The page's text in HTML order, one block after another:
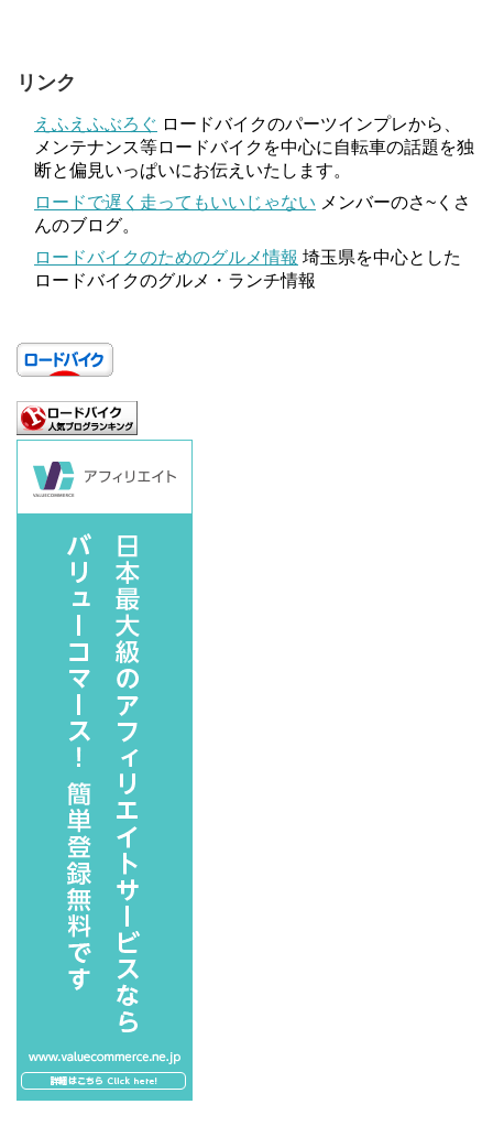
リンク
えふえふぶろぐ ロードバイクのパーツインプレから、
メンテナンス等ロードバイクを中心に自転車の話題を独
断と偏見いっぱいにお伝えいたします。
ロードで遅く走ってもいいじゃない メンバーのさ~くさ
んのブログ。
ロードバイクのためのグルメ情報 埼玉県を中心とした
ロードバイクのグルメ・ランチ情報